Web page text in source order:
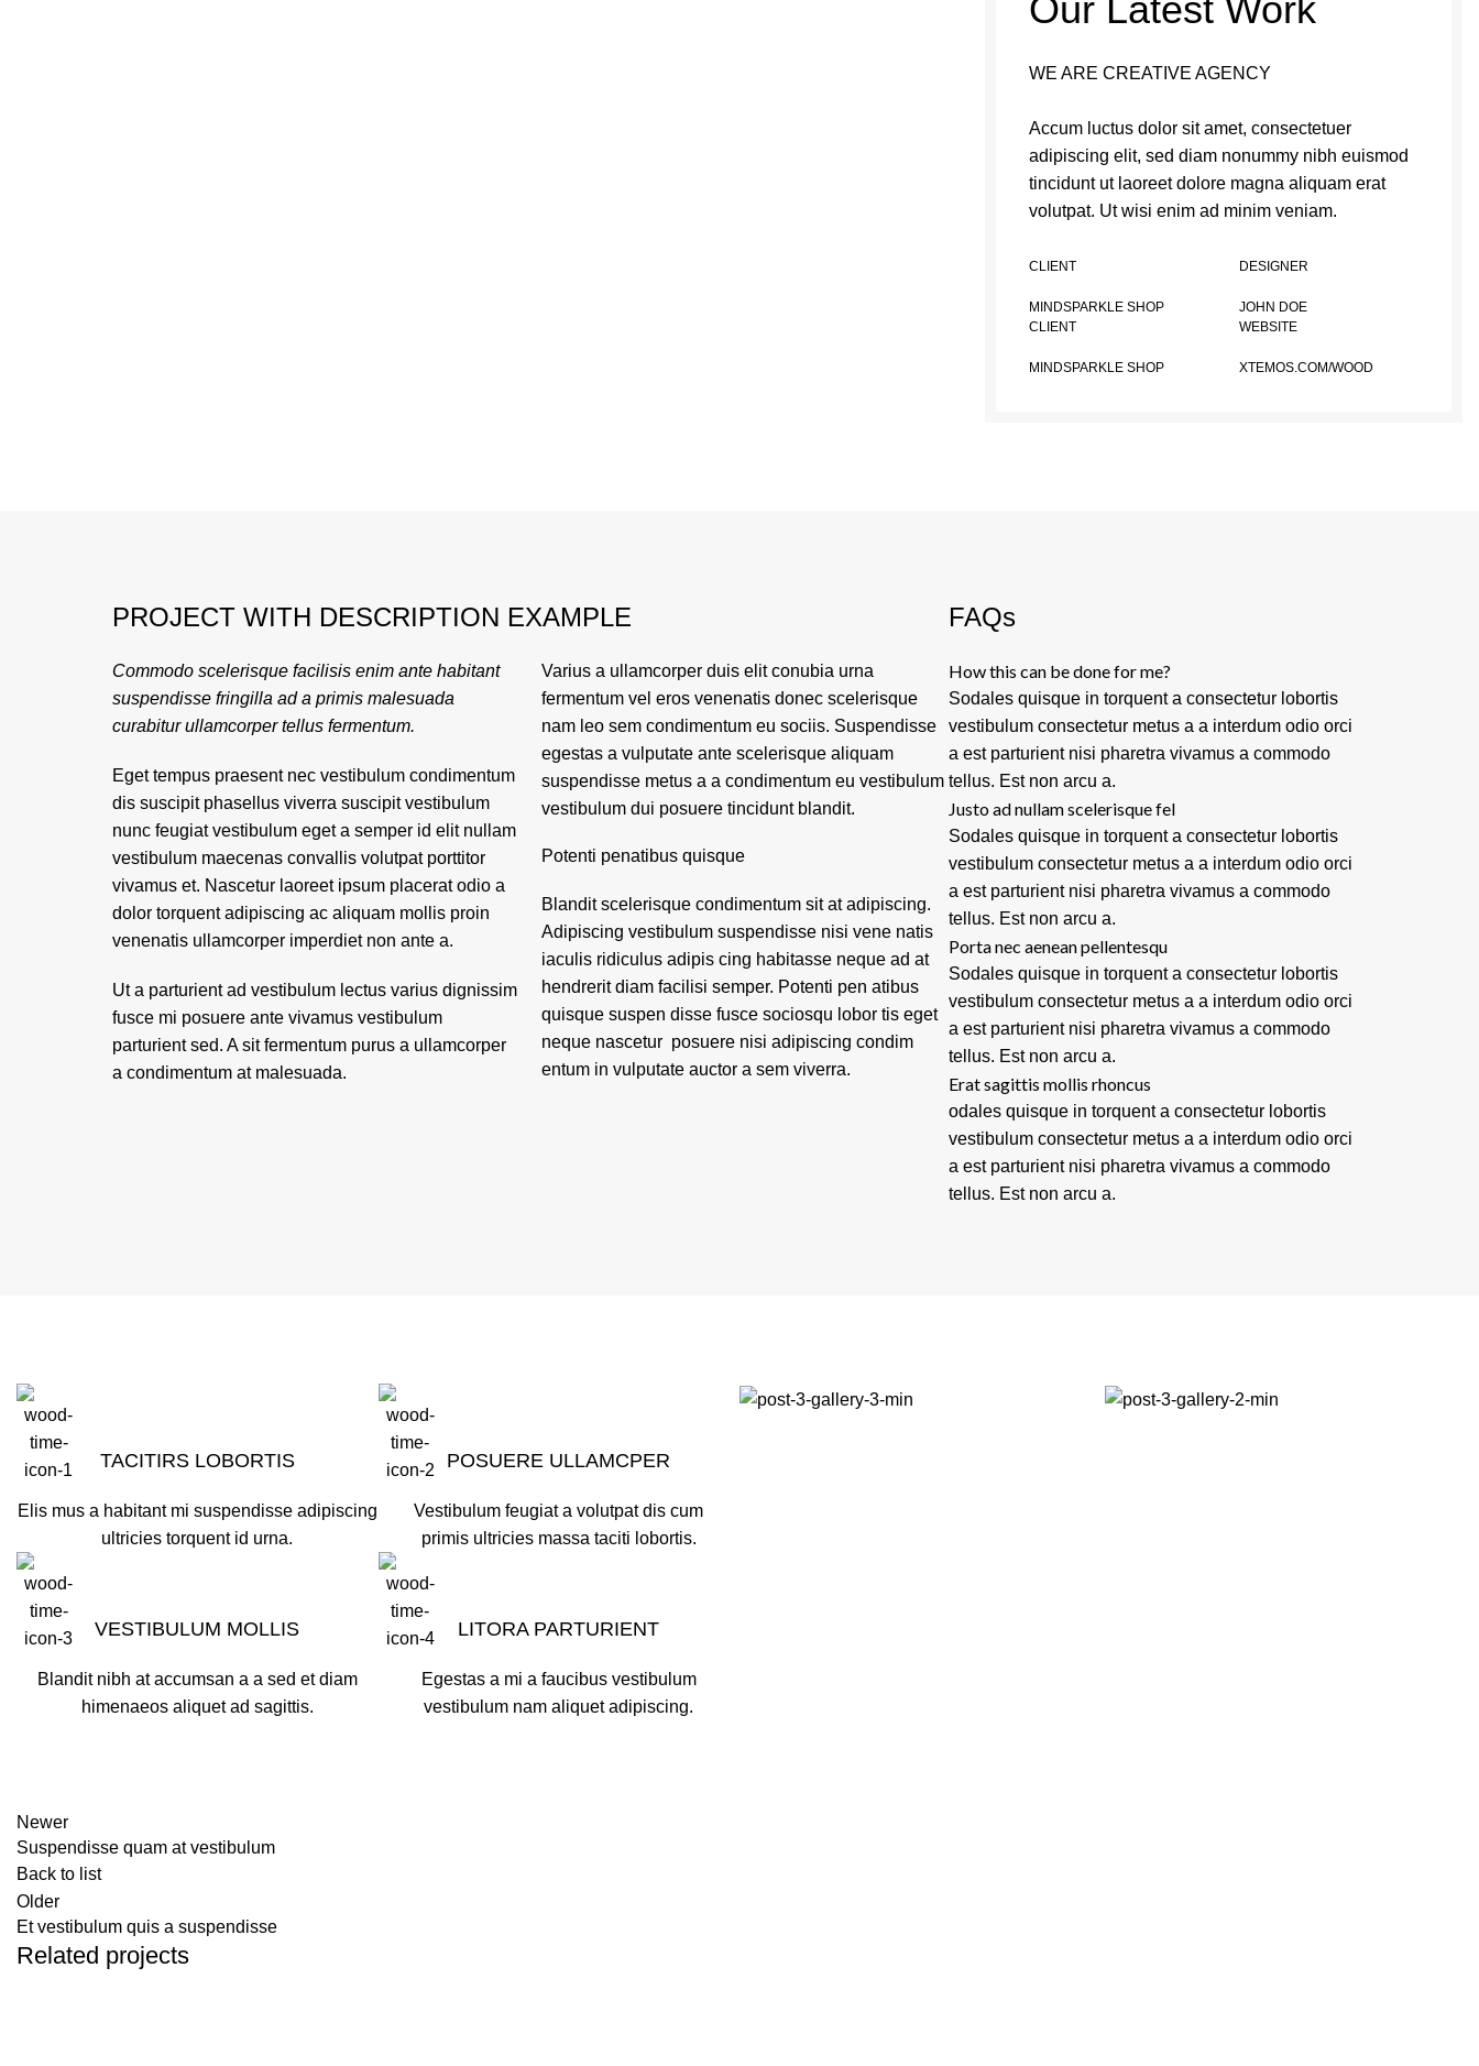
Our Latest Work
WE ARE CREATIVE AGENCY
Accum luctus dolor sit amet, consectetuer
adipiscing elit, sed diam nonummy nibh euismod
tincidunt ut laoreet dolore magna aliquam erat
volutpat. Ut wisi enim ad minim veniam.
CLIENT
MINDSPARKLE SHOP
DESIGNER
JOHN DOE
CLIENT
MINDSPARKLE SHOP
WEBSITE
XTEMOS.COM/WOOD
PROJECT WITH DESCRIPTION EXAMPLE
Commodo scelerisque facilisis enim ante habitant
suspendisse fringilla ad a primis malesuada
curabitur ullamcorper tellus fermentum.
Eget tempus praesent nec vestibulum condimentum
dis suscipit phasellus viverra suscipit vestibulum
nunc feugiat vestibulum eget a semper id elit nullam
vestibulum maecenas convallis volutpat porttitor
vivamus et. Nascetur laoreet ipsum placerat odio a
dolor torquent adipiscing ac aliquam mollis proin
venenatis ullamcorper imperdiet non ante a.
Ut a parturient ad vestibulum lectus varius dignissim
fusce mi posuere ante vivamus vestibulum
parturient sed. A sit fermentum purus a ullamcorper
a condimentum at malesuada.
Varius a ullamcorper duis elit conubia urna
fermentum vel eros venenatis donec scelerisque
nam leo sem condimentum eu sociis. Suspendisse
egestas a vulputate ante scelerisque aliquam
suspendisse metus a a condimentum eu vestibulum
vestibulum dui posuere tincidunt blandit.
Potenti penatibus quisque
Blandit scelerisque condimentum sit at adipiscing.
Adipiscing vestibulum suspendisse nisi vene natis
iaculis ridiculus adipis cing habitasse neque ad at
hendrerit diam facilisi semper. Potenti pen atibus
quisque suspen disse fusce sociosqu lobor tis eget
neque nascetur posuere nisi adipiscing condim
entum in vulputate auctor a sem viverra.
FAQs
How this can be done for me?
Sodales quisque in torquent a consectetur lobortis
vestibulum consectetur metus a a interdum odio orci
a est parturient nisi pharetra vivamus a commodo
tellus. Est non arcu a.
Justo ad nullam scelerisque fel
Sodales quisque in torquent a consectetur lobortis
vestibulum consectetur metus a a interdum odio orci
a est parturient nisi pharetra vivamus a commodo
tellus. Est non arcu a.
Porta nec aenean pellentesqu
Sodales quisque in torquent a consectetur lobortis
vestibulum consectetur metus a a interdum odio orci
a est parturient nisi pharetra vivamus a commodo
tellus. Est non arcu a.
Erat sagittis mollis rhoncus
odales quisque in torquent a consectetur lobortis
vestibulum consectetur metus a a interdum odio orci
a est parturient nisi pharetra vivamus a commodo
tellus. Est non arcu a.
TACITIRS LOBORTIS
Elis mus a habitant mi suspendisse adipiscing
ultricies torquent id urna.
VESTIBULUM MOLLIS
Blandit nibh at accumsan a a sed et diam
himenaeos aliquet ad sagittis.
POSUERE ULLAMCPER
Vestibulum feugiat a volutpat dis cum
primis ultricies massa taciti lobortis.
LITORA PARTURIENT
Egestas a mi a faucibus vestibulum
vestibulum nam aliquet adipiscing.
Newer
Suspendisse quam at vestibulum
Back to list
Older
Et vestibulum quis a suspendisse
Related projects